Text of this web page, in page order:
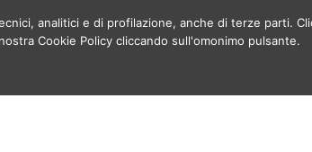
analitici e di profilazione, anche di terze parti.
Cookie Policy cliccando sull'omonimo pulsante.